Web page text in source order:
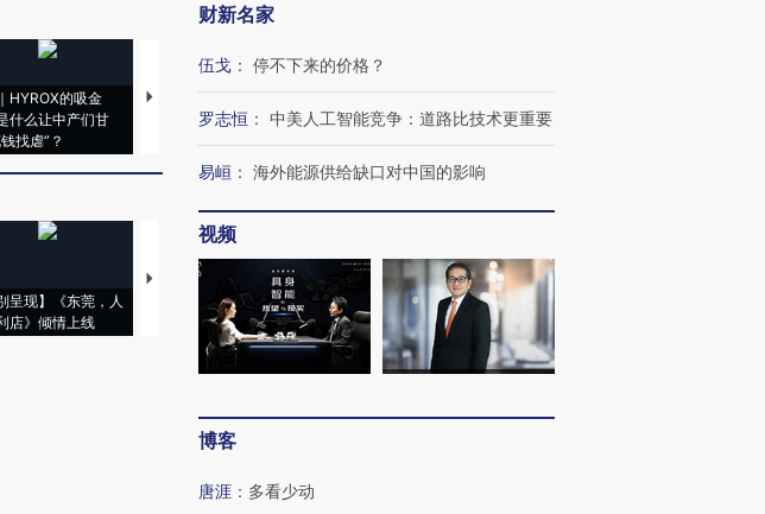
HYROX的吸金
什么让中产们甘
找虐”？
马航飞行员跨国走私7万
粒摇头丸 尿检体内含3种
视线｜被称为“蟑螂”的印
度Z世代 用街头抗争将教
育部长拱下台
视线｜“入侵”还是“人道危
机”？难民潮撕裂西班牙
飞地休达
呈现】《东莞，人
店》倾情上线
【推广】走进第四届链博
会，让数智科技“链”接产
【特别呈现】寻找100种
有意思的生活方式·第三对
【商旅对话】华住集团
CFO：不靠规模取胜，华
住三大增长引擎是什么？
财新名家
伍戈 ： 停不下来的价格？
罗志恒 ： 中美人工智能竞争：道路比技术更重要
易峘 ： 海外能源供给缺口对中国的影响
视频
博客
唐涯 ： 多看少动